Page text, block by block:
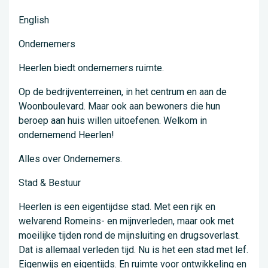
English
Ondernemers
Heerlen biedt ondernemers ruimte.
Op de bedrijventerreinen, in het centrum en aan de
Woonboulevard. Maar ook aan bewoners die hun
beroep aan huis willen uitoefenen. Welkom in
ondernemend Heerlen!
Alles over Ondernemers.
Stad & Bestuur
Heerlen is een eigentijdse stad. Met een rijk en
welvarend Romeins- en mijnverleden, maar ook met
moeilijke tijden rond de mijnsluiting en drugsoverlast.
Dat is allemaal verleden tijd. Nu is het een stad met lef.
Eigenwijs en eigentijds. En ruimte voor ontwikkeling en